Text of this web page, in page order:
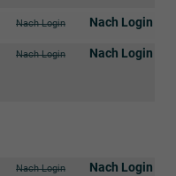
Nach Login
Nach Login
Nach Login
Nach Login
Nach Login
Nach Login